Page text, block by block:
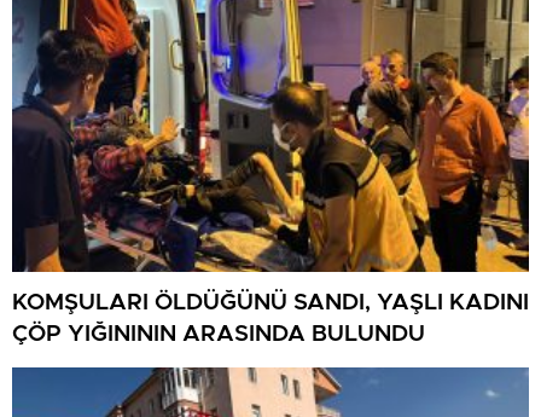
KOMŞULARI ÖLDÜĞÜNÜ SANDI, YAŞLI KADINI
ÇÖP YIĞINININ ARASINDA BULUNDU